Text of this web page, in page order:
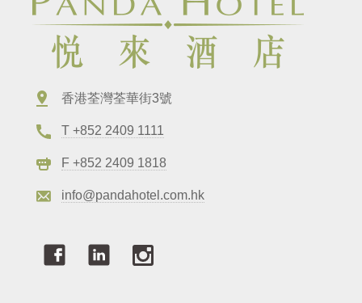
香港荃灣荃華街3號
T +852 2409 1111
F +852 2409 1818
info@pandahotel.com.hk